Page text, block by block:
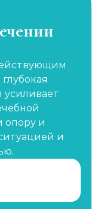
усиливает
опору и
и